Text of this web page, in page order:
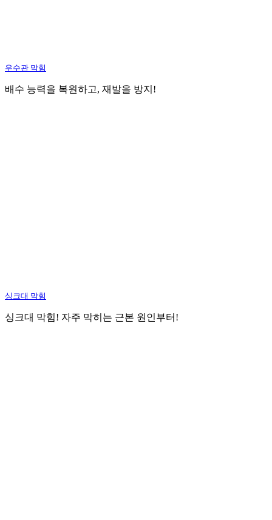
우수관 막힘
배수 능력을 복원하고, 재발을 방지!
싱크대 막힘
싱크대 막힘! 자주 막히는 근본 원인부터!